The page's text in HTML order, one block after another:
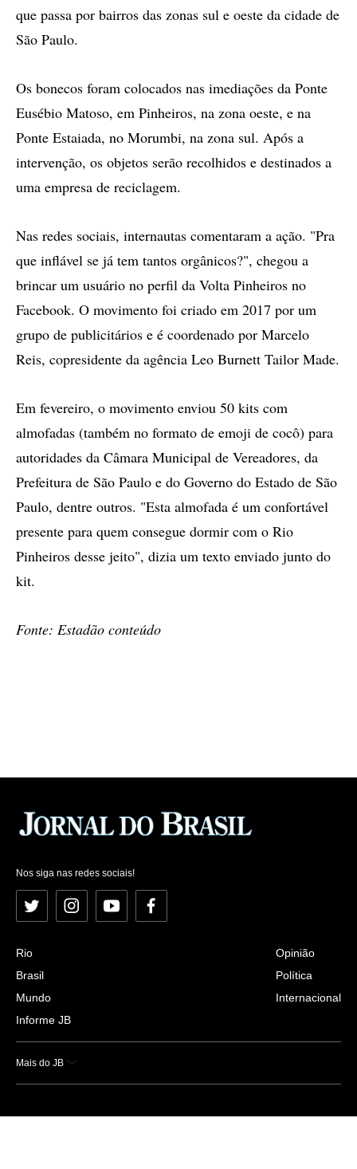
que passa por bairros das zonas sul e oeste da cidade de
São Paulo.
Os bonecos foram colocados nas imediações da Ponte
Eusébio Matoso, em Pinheiros, na zona oeste, e na
Ponte Estaiada, no Morumbi, na zona sul. Após a
intervenção, os objetos serão recolhidos e destinados a
uma empresa de reciclagem.
Nas redes sociais, internautas comentaram a ação. "Pra
que inflável se já tem tantos orgânicos?", chegou a
brincar um usuário no perfil da Volta Pinheiros no
Facebook. O movimento foi criado em 2017 por um
grupo de publicitários e é coordenado por Marcelo
Reis, copresidente da agência Leo Burnett Tailor Made.
Em fevereiro, o movimento enviou 50 kits com
almofadas (também no formato de emoji de cocô) para
autoridades da Câmara Municipal de Vereadores, da
Prefeitura de São Paulo e do Governo do Estado de São
Paulo, dentre outros. "Esta almofada é um confortável
presente para quem consegue dormir com o Rio
Pinheiros desse jeito", dizia um texto enviado junto do
kit.
Fonte: Estadão conteúdo
Nos siga nas redes sociais!
Twitter InstagramYouTubeFacebook
Rio
Brasil
Mundo
Informe JB
Opinião
Política
Internacional
Mais do JB
Esportes